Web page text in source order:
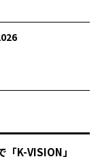
「K-VISION」